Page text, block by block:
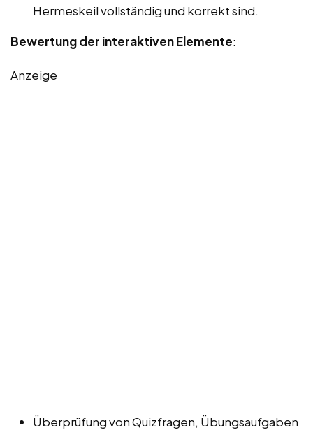
Hermeskeil vollständig und korrekt sind.
Bewertung der interaktiven Elemente:
Anzeige
Überprüfung von Quizfragen, Übungsaufgaben